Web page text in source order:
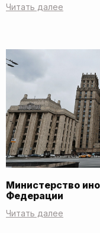
Читать далее
Министерство
Федерации
Читать далее